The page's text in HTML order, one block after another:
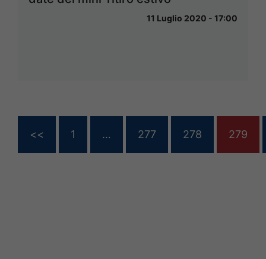
11 Luglio 2020 - 17:00
<< 1 … 277 278 279